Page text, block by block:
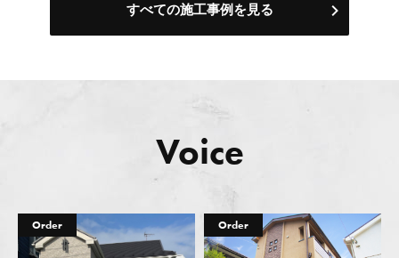
すべての施工事例を見る
Voice
Order Order